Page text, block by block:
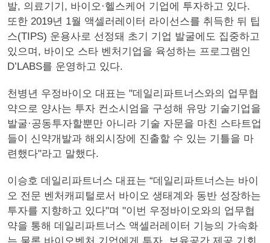
발, 의료기기, 바이오·헬스케어 기업에 투자하고 있다.
또한 2019년 1월 액셀러레이터 라이선스를 취득한 뒤 팁
스(TIPS) 운용사로 선정돼 초기 기업 발굴에도 집중하고
있으며, 바이오 스타 벤처기업을 육성하는 프로그램인
D’LABS를 운영하고 있다.
천병년 우정바이오 대표는 "데일리파트너스와의 업무협
약으로 양사는 투자 컨소시엄을 구성해 유망 기술기업을
발굴·공동투자할뿐만 아니라 기술 자문을 마친 스타트업
들이 신약개발과 해외시장에 진출할 수 있는 기틀을 마
련했다"라고 말했다.
이승호 데일리파트너스 대표는 “데일리파트너스는 바이
오 전문 벤처캐피털로서 바이오 생태계와 동반 성장하는
투자를 지향하고 있다"며 "이번 우정바이오와의 업무협
약을 통해 데일리파트너스 액셀러레이터 기능의 가속화